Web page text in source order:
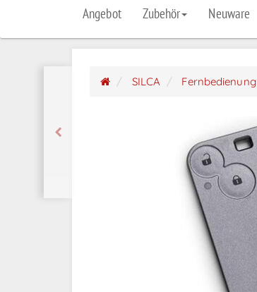
Angebot Zubehör Neuware
SILCA Fernbedienung